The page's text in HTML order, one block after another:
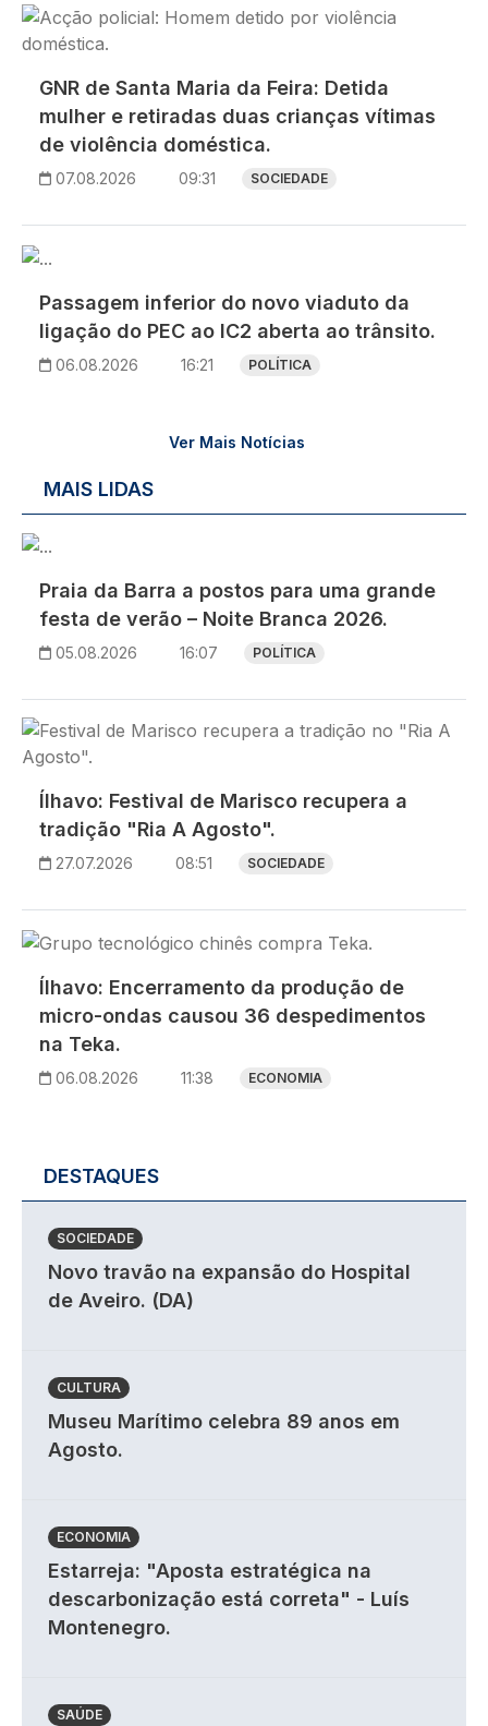
Imagem
GNR de Santa Maria da Feira: Detida
mulher e retiradas duas crianças vítimas
de violência doméstica.
07.08.2026 09:31 SOCIEDADE
Imagem
Passagem inferior do novo viaduto da
ligação do PEC ao IC2 aberta ao trânsito.
06.08.2026 16:21 POLÍTICA
Ver Mais Notícias
MAIS LIDAS
Imagem
Praia da Barra a postos para uma grande
festa de verão – Noite Branca 2026.
05.08.2026 16:07 POLÍTICA
Imagem
Ílhavo: Festival de Marisco recupera a
tradição "Ria A Agosto".
27.07.2026 08:51 SOCIEDADE
Imagem
Ílhavo: Encerramento da produção de
micro-ondas causou 36 despedimentos
na Teka.
06.08.2026 11:38 ECONOMIA
DESTAQUES
SOCIEDADE
Novo travão na expansão do Hospital
de Aveiro. (DA)
CULTURA
Museu Marítimo celebra 89 anos em
Agosto.
ECONOMIA
Estarreja: "Aposta estratégica na
descarbonização está correta" - Luís
Montenegro.
SAÚDE